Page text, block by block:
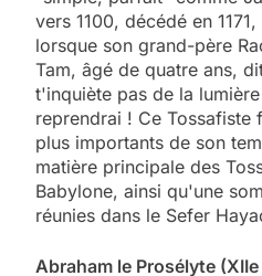
vers 1100, décédé en
lorsque son grand-père
Tam, âgé de quatre ans,
t'inquiète pas de la
reprendrai ! Ce Tossafiste
plus importants de son
matière principale des
Babylone, ainsi qu'une
réunies dans le Sefer
Abraham le Prosélyte